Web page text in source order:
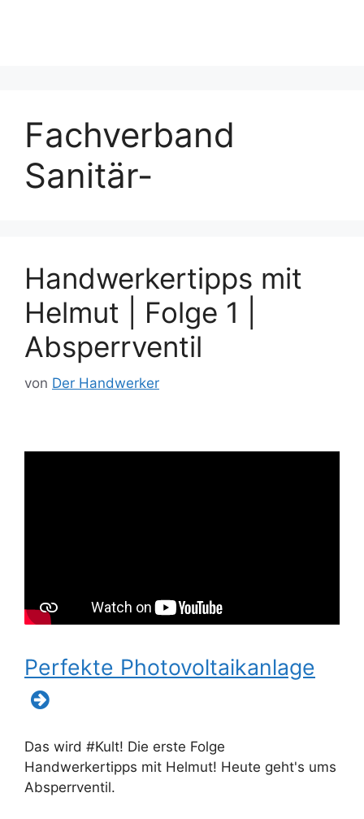
Fachverband
Sanitär-
Handwerkertipps mit
Helmut | Folge 1 |
Absperrventil
von Der Handwerker
Perfekte Photovoltaikanlage
Das wird #Kult! Die erste Folge
Handwerkertipps mit Helmut! Heute geht's ums
Absperrventil.